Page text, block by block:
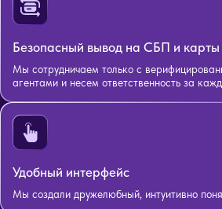
Безопасный вывод на СБП и карты
Мы сотрудничаем только с
агентами и несем ответственность за
Удобный интерфейс
Мы создали дружелюбный, интуитивно